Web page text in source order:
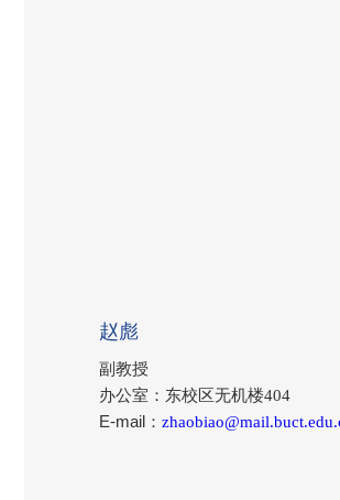
赵彪
副教授
办公室：东校区无机楼404
E-mail ：